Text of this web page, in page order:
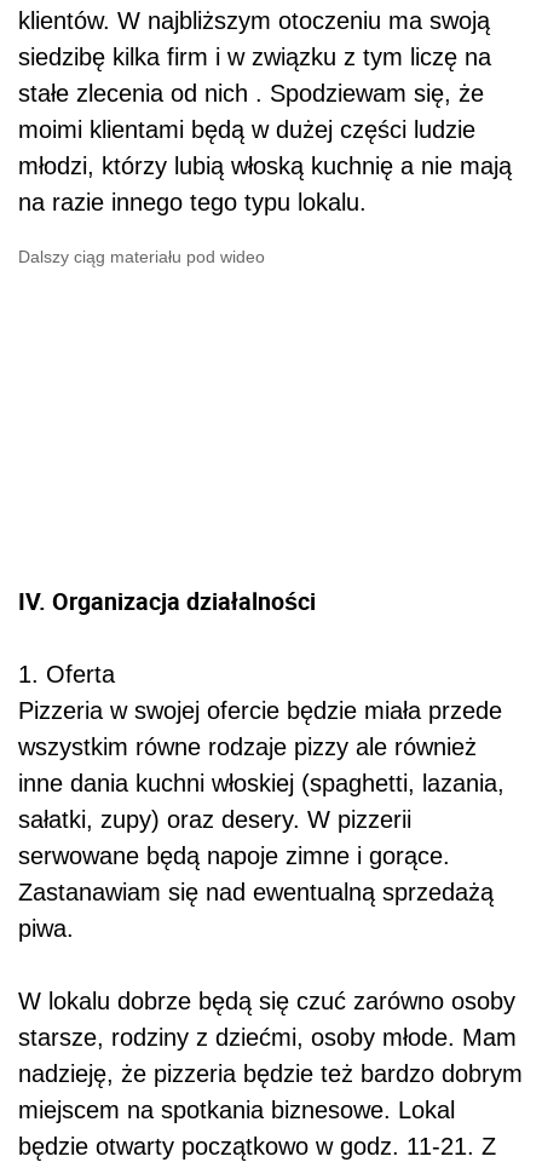
klientów. W najbliższym otoczeniu ma swoją
siedzibę kilka firm i w związku z tym liczę na
stałe zlecenia od nich . Spodziewam się, że
moimi klientami będą w dużej części ludzie
młodzi, którzy lubią włoską kuchnię a nie mają
na razie innego tego typu lokalu.
Dalszy ciąg materiału pod wideo
IV. Organizacja działalności
1. Oferta
Pizzeria w swojej ofercie będzie miała przede
wszystkim równe rodzaje pizzy ale również
inne dania kuchni włoskiej (spaghetti, lazania,
sałatki, zupy) oraz desery. W pizzerii
serwowane będą napoje zimne i gorące.
Zastanawiam się nad ewentualną sprzedażą
piwa.
W lokalu dobrze będą się czuć zarówno osoby
starsze, rodziny z dziećmi, osoby młode. Mam
nadzieję, że pizzeria będzie też bardzo dobrym
miejscem na spotkania biznesowe. Lokal
będzie otwarty początkowo w godz. 11-21. Z